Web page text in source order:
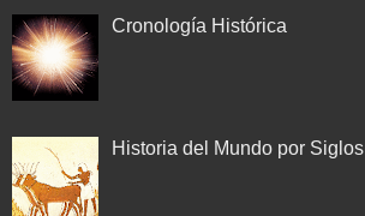
Cronología Histórica
Historia del Mundo por Siglos